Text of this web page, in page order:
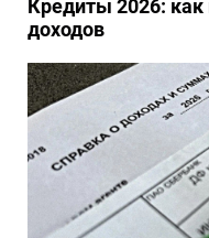
Кредиты 2026:
доходов